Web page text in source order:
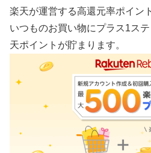
楽天が運営する高還元率ポイン
いつものお買い物にプラス1ス
天ポイントが貯まります。